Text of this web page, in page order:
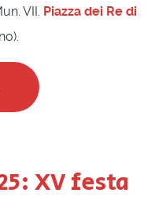
VII. Piazza dei Re di
XV festa